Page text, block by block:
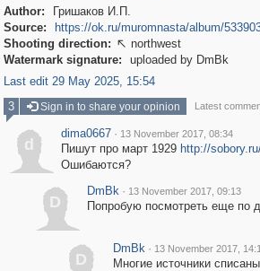
Author:
Гришаков И.П.
Source:
https://ok.ru/muromnasta/album/
Shooting direction:  northwest
Watermark signature:
uploaded by DmBk
Last edit 29 May 2025, 15:54
3
Sign in to share your opinion Latest
d
dima0667 · 13 November 2017, 08:34
Пишут про март 1929 http://
Ошибаются?
D
DmBk · 13 November 2017, 09:13
Попробую посмотреть еще по
D
DmBk · 13 November 2017,
Многие источники